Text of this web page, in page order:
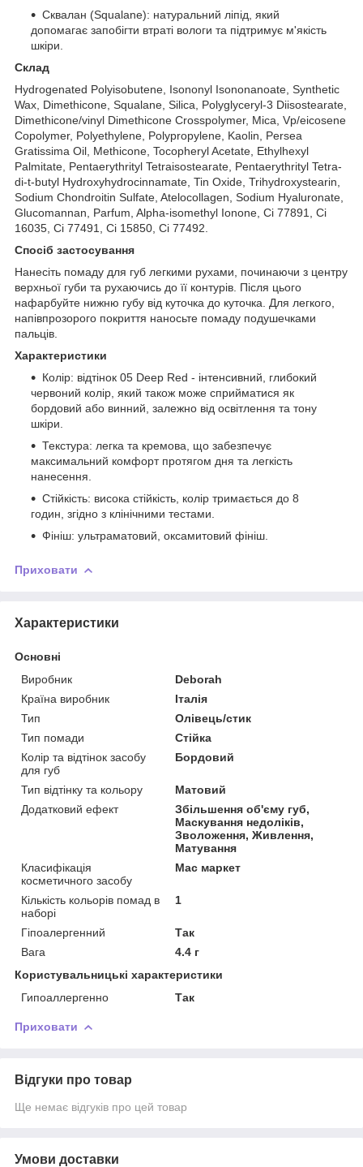
Сквалан (Squalane): натуральний ліпід, який
допомагає запобігти втраті вологи та підтримує м'якість
шкіри.
Склад
Hydrogenated Polyisobutene, Isononyl Isononanoate, Synthetic
Wax, Dimethicone, Squalane, Silica, Polyglyceryl-3 Diisostearate,
Dimethicone/vinyl Dimethicone Crosspolymer, Mica, Vp/eicosene
Copolymer, Polyethylene, Polypropylene, Kaolin, Persea
Gratissima Oil, Methicone, Tocopheryl Acetate, Ethylhexyl
Palmitate, Pentaerythrityl Tetraisostearate, Pentaerythrityl Tetra-
di-t-butyl Hydroxyhydrocinnamate, Tin Oxide, Trihydroxystearin,
Sodium Chondroitin Sulfate, Atelocollagen, Sodium Hyaluronate,
Glucomannan, Parfum, Alpha-isomethyl Ionone, Ci 77891, Ci
16035, Ci 77491, Ci 15850, Ci 77492.
Спосіб застосування
Нанесіть помаду для губ легкими рухами, починаючи з центру
верхньої губи та рухаючись до її контурів. Після цього
нафарбуйте нижню губу від куточка до куточка. Для легкого,
напівпрозорого покриття наносьте помаду подушечками
пальців.
Характеристики
Колір: відтінок 05 Deep Red - інтенсивний, глибокий
червоний колір, який також може сприйматися як
бордовий або винний, залежно від освітлення та тону
шкіри.
Текстура: легка та кремова, що забезпечує
максимальний комфорт протягом дня та легкість
нанесення.
Стійкість: висока стійкість, колір тримається до 8
годин, згідно з клінічними тестами.
Фініш: ультраматовий, оксамитовий фініш.
Приховати
Характеристики
Основні
Виробник
Deborah
Країна виробник
Італія
Тип
Олівець/стик
Тип помади
Стійка
Колір та відтінок засобу
для губ
Бордовий
Тип відтінку та кольору
Матовий
Додатковий ефект
Збільшення об'єму губ,
Маскування недоліків,
Зволоження, Живлення,
Матування
Класифікація
косметичного засобу
Мас маркет
Кількість кольорів помад в
наборі
1
Гіпоалергенний
Так
Вага
4.4 г
Користувальницькі характеристики
Гипоаллергенно
Так
Приховати
Відгуки про товар
Ще немає відгуків про цей товар
Умови доставки